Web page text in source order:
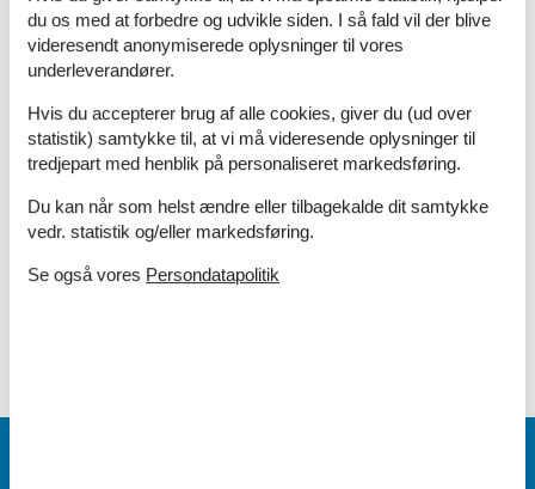
Book dit sommerhus i Jegum nu
Book dit sommerhus i Jegum nu og nyd en
afslappende ferie omgivet af Danmarks smukke
natur.
du os med at forbedre og udvikle siden. I så fald vil der blive
videresendt anonymiserede oplysninger til vores
underleverandører.
Hvis du accepterer brug af alle cookies, giver du (ud over
statistik) samtykke til, at vi må videresende oplysninger til
tredjepart med henblik på personaliseret markedsføring.
Du kan når som helst ændre eller tilbagekalde dit samtykke
vedr. statistik og/eller markedsføring.
Se også vores Persondatapolitik